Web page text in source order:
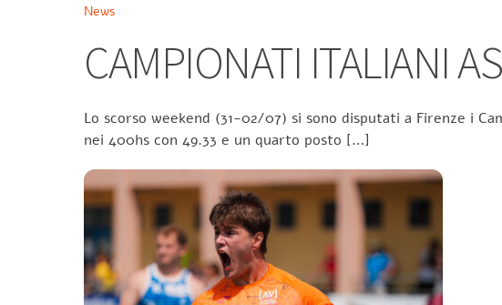
News
CAMPIONATI ITALIANI
Lo scorso weekend (31-02/07) si sono disputati a Firenze i
nei 400hs con 49.33 e un quarto posto […]